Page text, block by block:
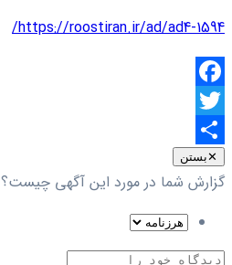
https://roostiran.ir/ad/ad4-1594/
Facebook
Twitter
اشتراک
گذاری
✕بستن
گزارش شما در مورد این آگهی چیست؟